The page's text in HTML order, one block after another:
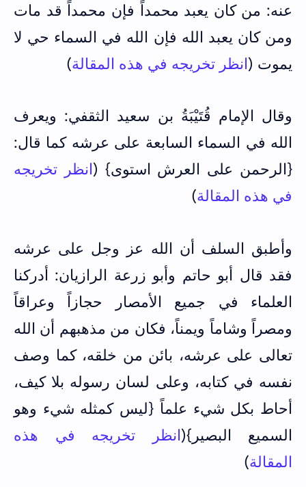
عنه: من كان يعبد محمداً فإن محمداً قد مات
ومن كان يعبد الله فإن الله في السماء حي لا
يموت (انظر تخريجه في هذه المقالة)
وقال الإمام قُتَيْبَةُ بن سعيد الثقفي: ويعرف
الله ‌في ‌السماء ‌السابعة على عرشه كما قال:
{الرحمن على العرش استوى} (انظر تخريجه
في هذه المقالة)
وأطبق السلف أن الله عز وجل على عرشه
فقد قال أبو حاتم وأبو زرعة الرازيان: أدركنا
العلماء في جميع الأمصار حجازاً وعراقاً
ومصراً وشاماً ويمناً، فكان من مذهبهم أن الله
تعالى على عرشه، بائن من خلقه، كما وصف
نفسه في كتابه، وعلى لسان رسوله بلا كيف،
أحاط بكل شيء علماً {ليس كمثله شيء وهو
السميع البصير}(انظر تخريجه في هذه
المقالة)